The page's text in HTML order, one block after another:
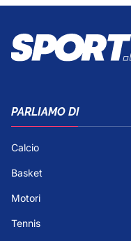
PARLIAMO DI
Calcio
Basket
Motori
Tennis